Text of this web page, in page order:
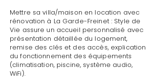
Mettre sa villa/maison en location avec
rénovation à La Garde-Freinet : Style de
Vie assure un accueil personnalisé avec
présentation détaillée du logement,
remise des clés et des accès, explication
du fonctionnement des équipements
(climatisation, piscine, système audio,
WiFi).